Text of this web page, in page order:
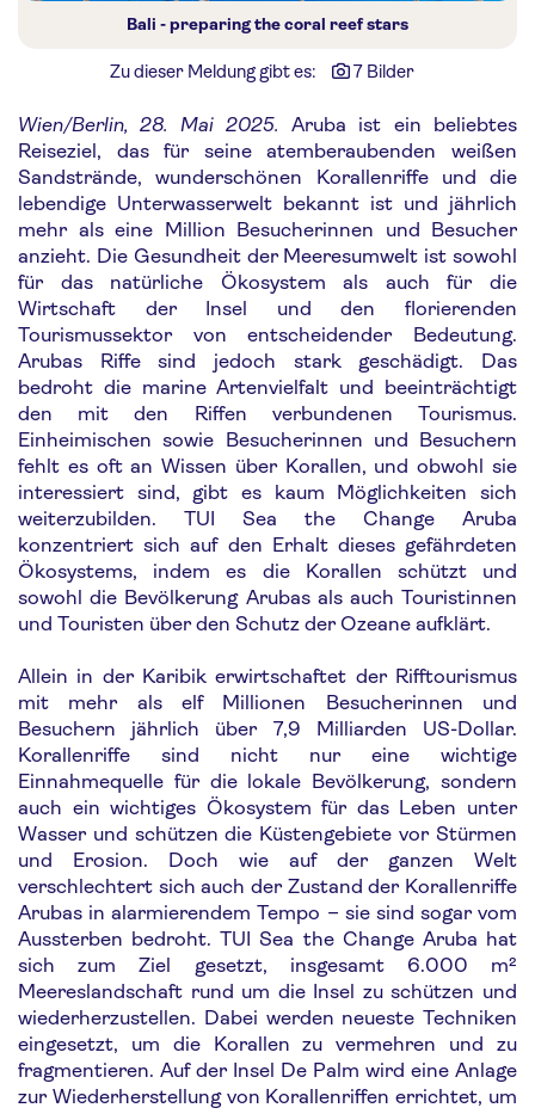
Bali - preparing the coral reef stars
Zu dieser Meldung gibt es: 7 Bilder
Wien/Berlin, 28. Mai 2025. Aruba ist ein beliebtes
Reiseziel, das für seine atemberaubenden weißen
Sandstrände, wunderschönen Korallenriffe und die
lebendige Unterwasserwelt bekannt ist und jährlich
mehr als eine Million Besucherinnen und Besucher
anzieht. Die Gesundheit der Meeresumwelt ist sowohl
für das natürliche Ökosystem als auch für die
Wirtschaft der Insel und den florierenden
Tourismussektor von entscheidender Bedeutung.
Arubas Riffe sind jedoch stark geschädigt. Das
bedroht die marine Artenvielfalt und beeinträchtigt
den mit den Riffen verbundenen Tourismus.
Einheimischen sowie Besucherinnen und Besuchern
fehlt es oft an Wissen über Korallen, und obwohl sie
interessiert sind, gibt es kaum Möglichkeiten sich
weiterzubilden. TUI Sea the Change Aruba
konzentriert sich auf den Erhalt dieses gefährdeten
Ökosystems, indem es die Korallen schützt und
sowohl die Bevölkerung Arubas als auch Touristinnen
und Touristen über den Schutz der Ozeane aufklärt.
Allein in der Karibik erwirtschaftet der Rifftourismus
mit mehr als elf Millionen Besucherinnen und
Besuchern jährlich über 7,9 Milliarden US-Dollar.
Korallenriffe sind nicht nur eine wichtige
Einnahmequelle für die lokale Bevölkerung, sondern
auch ein wichtiges Ökosystem für das Leben unter
Wasser und schützen die Küstengebiete vor Stürmen
und Erosion. Doch wie auf der ganzen Welt
verschlechtert sich auch der Zustand der Korallenriffe
Arubas in alarmierendem Tempo – sie sind sogar vom
Aussterben bedroht. TUI Sea the Change Aruba hat
sich zum Ziel gesetzt, insgesamt 6.000 m²
Meereslandschaft rund um die Insel zu schützen und
wiederherzustellen. Dabei werden neueste Techniken
eingesetzt, um die Korallen zu vermehren und zu
fragmentieren. Auf der Insel De Palm wird eine Anlage
zur Wiederherstellung von Korallenriffen errichtet, um